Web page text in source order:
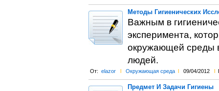
Методы Гигиенических
Важным в
эксперимента,
окружающей среды
людей.
От: elazor l Окружающая среда l 09/04/2012 l
Предмет И Задачи Гигиены